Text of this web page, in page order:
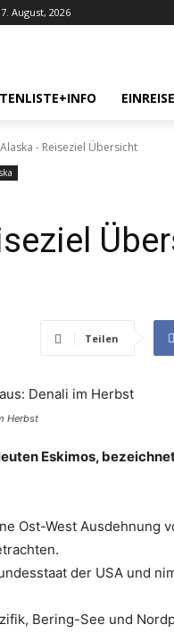
August, 2026
Alaska - Reiseziel Übersicht
Teilen
Herbst
Eskimos,
Ost-West Ausdehnung
der USA und
Bering-See und